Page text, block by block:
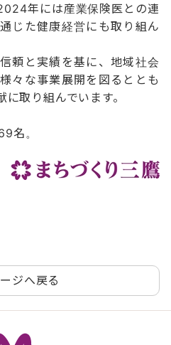
年には産業保険医との連
じた健康経営にも取り組ん
頼と実績を基に、地域社会
々な事業展開を図るととも
取り組んでいます。
名。
ジへ戻る